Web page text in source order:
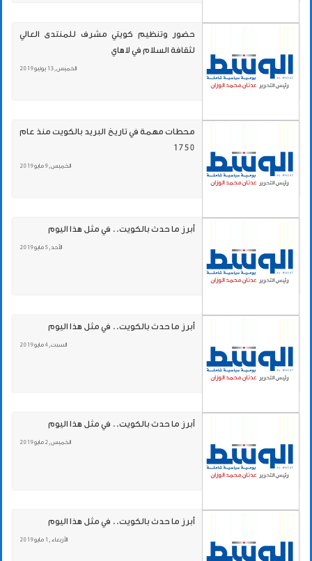
حضور وتنظيم كويتي مشرف للمنتدى العالي
لثقافة السلام في لاهاي
الخميس , 13 يونيو 2019
محطات مهمة في تاريخ البريد بالكويت منذ عام
1750
الخميس , 9 مايو 2019
أبرز ما حدث بالكويت.. في مثل هذا اليوم
الأحد , 5 مايو 2019
أبرز ما حدث بالكويت.. في مثل هذا اليوم
السبت , 4 مايو 2019
أبرز ما حدث بالكويت.. في مثل هذا اليوم
الخميس , 2 مايو 2019
أبرز ما حدث بالكويت.. في مثل هذا اليوم
الأربعاء , 1 مايو 2019